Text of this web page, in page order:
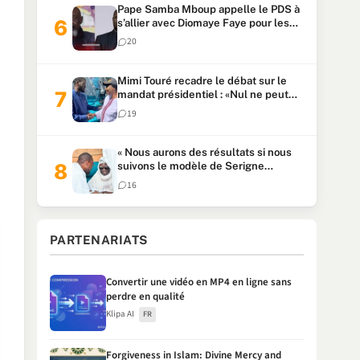
Pape Samba Mboup appelle le PDS à
s’allier avec Diomaye Faye pour les
locales et tacle Sonko
20
Mimi Touré recadre le débat sur le
mandat présidentiel : «Nul ne peut
faire plus de deux mandats
consécutifs de 5 ans»
19
« Nous aurons des résultats si nous
suivons le modèle de Serigne
Touba » : Ousmane Sonko au Khalife
Serigne Mountakha
16
PARTENARIATS
Convertir une vidéo en MP4 en ligne sans
perdre en qualité
Klipa AI FR
Forgiveness in Islam: Divine Mercy and